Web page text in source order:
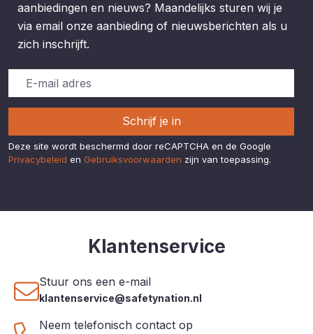
aanbiedingen en nieuws? Maandelijks sturen wij je
via email onze aanbieding of nieuwsberichten als u
zich inschrijft.
Schrijf je in
Deze site wordt beschermd door reCAPTCHA en de Google
Privacybeleid en Gebruiksvoorwaarden zijn van toepassing.
Klantenservice
Stuur ons een e-mail
klantenservice@safetynation.nl
Neem telefonisch contact op